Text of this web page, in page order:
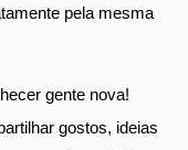
pela mesma
gente nova!
gostos, ideias